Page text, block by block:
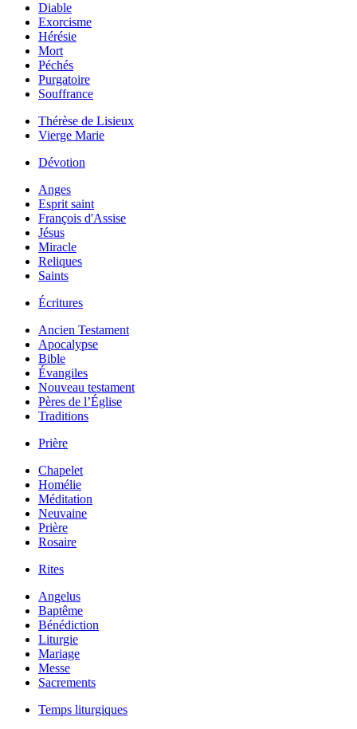
Diable
Exorcisme
Hérésie
Mort
Péchés
Purgatoire
Souffrance
Thérèse de Lisieux
Vierge Marie
Dévotion
Anges
Esprit saint
François d'Assise
Jésus
Miracle
Reliques
Saints
Écritures
Ancien Testament
Apocalypse
Bible
Évangiles
Nouveau testament
Pères de l’Église
Traditions
Prière
Chapelet
Homélie
Méditation
Neuvaine
Prière
Rosaire
Rites
Angelus
Baptême
Bénédiction
Liturgie
Mariage
Messe
Sacrements
Temps liturgiques